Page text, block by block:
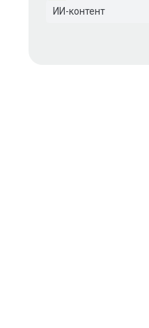
ИИ-контент